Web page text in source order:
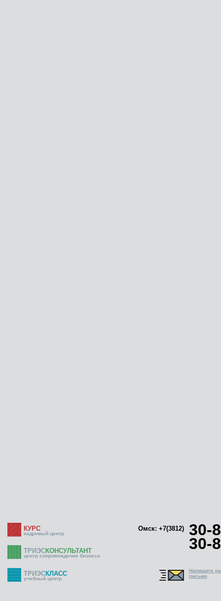
КУРС
кадровый центр
Омск: +7(3812) 30-
30-
ТРИЭСКОНСУЛЬТАНТ
центр сопровождение бизнеса
ТРИЭСКЛАСС
учебный центр
Напишите
письмо